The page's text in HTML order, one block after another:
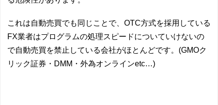
これは自動売買でも同じことで、OTC方式を採用している
FX業者はプログラムの処理スピードについていけないの
で自動売買を禁止している会社がほとんどです。(GMOク
リック証券・DMM・外為オンラインetc…)